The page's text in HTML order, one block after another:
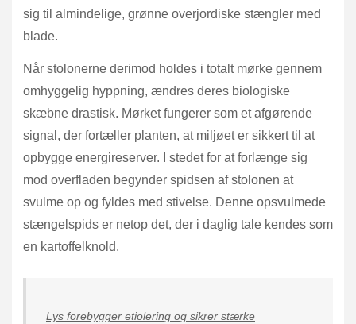
sig til almindelige, grønne overjordiske stængler med
blade.
Når stolonerne derimod holdes i totalt mørke gennem
omhyggelig hyppning, ændres deres biologiske
skæbne drastisk. Mørket fungerer som et afgørende
signal, der fortæller planten, at miljøet er sikkert til at
opbygge energireserver. I stedet for at forlænge sig
mod overfladen begynder spidsen af stolonen at
svulme op og fyldes med stivelse. Denne opsvulmede
stængelspids er netop det, der i daglig tale kendes som
en kartoffelknold.
Lys forebygger etiolering og sikrer stærke